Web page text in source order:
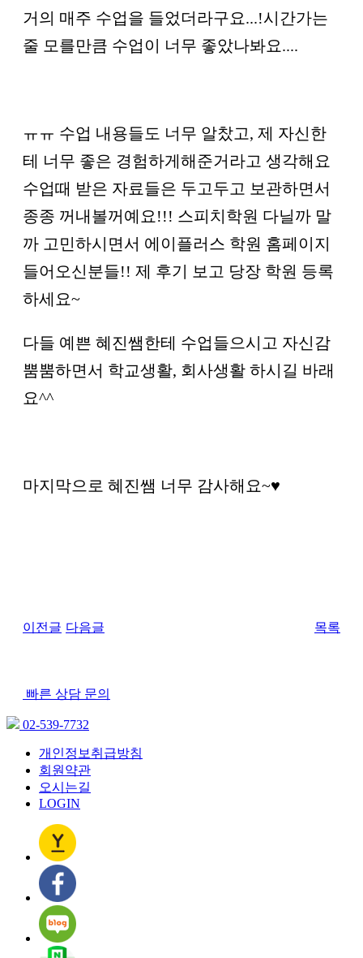
거의 매주 수업을 들었더라구요...!시간가는
줄 모를만큼 수업이 너무 좋았나봐요....
ㅠㅠ 수업 내용들도 너무 알찼고, 제 자신한
테 너무 좋은 경험하게해준거라고 생각해요
수업때 받은 자료들은 두고두고 보관하면서
종종 꺼내볼꺼예요!!! 스피치학원 다닐까 말
까 고민하시면서 에이플러스 학원 홈페이지
들어오신분들!! 제 후기 보고 당장 학원 등록
하세요~
다들 예쁜 혜진쌤한테 수업들으시고 자신감
뿜뿜하면서 학교생활, 회사생활 하시길 바래
요^^
마지막으로 혜진쌤 너무 감사해요~♥
이전글 다음글 목록
빠른 상담 문의
02-539-7732
개인정보취급방침
회원약관
오시는길
LOGIN